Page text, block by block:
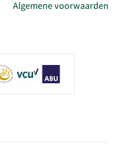
Algemene voorwaarden